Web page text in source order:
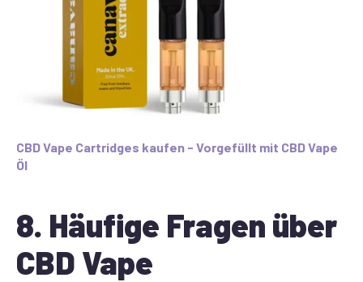
CBD Vape Cartridges kaufen - Vorgefüllt mit CBD Vape
Öl
8. Häufige Fragen über
CBD Vape